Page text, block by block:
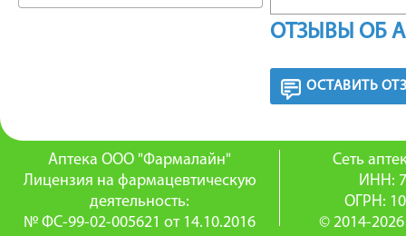
ткани и
секрет,
ОТЗЫВЫ ОБ
ОСТАВИТЬ
Аптека ООО "Фармалайн"
Лицензия на фармацевтическую
деятельность:
№ ФС-99-02-005621 от 14.10.2016
Сеть
ИНН:
ОГРН:
© 2014-